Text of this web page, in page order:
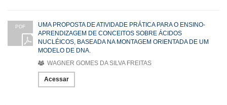
PDF
UMA PROPOSTA DE ATIVIDADE PRÁTICA PARA O ENSINO-
APRENDIZAGEM DE CONCEITOS SOBRE ÁCIDOS
NUCLÉICOS, BASEADA NA MONTAGEM ORIENTADA DE UM
MODELO DE DNA.
WAGNER GOMES DA SILVA FREITAS
Acessar